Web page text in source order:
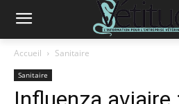
Accueil Sanitaire
Sanitaire